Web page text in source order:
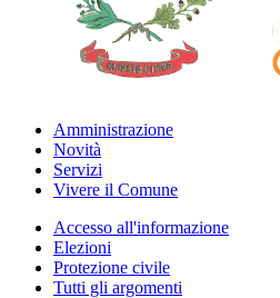
Amministrazione
Novità
Servizi
Vivere il Comune
Accesso all'informazione
Elezioni
Protezione civile
Tutti gli argomenti